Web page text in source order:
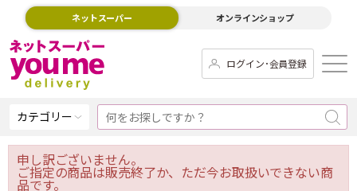
ネットスーパー オンラインショップ
ログイン･会員登録
カテゴリー
申し訳ございません。
ご指定の商品は販売終了か、ただ今お取扱いできない商
品です。